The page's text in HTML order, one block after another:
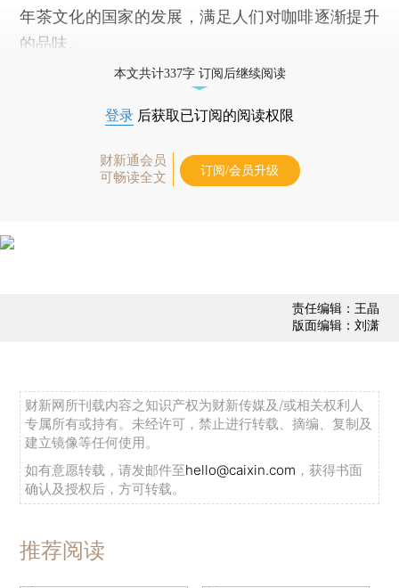
年茶文化的国家的发展，满足人们对咖啡逐渐提升
的品味。
本文共计337字 订阅后继续阅读
登录 后获取已订阅的阅读权限
财新通会员
可畅读全文
订阅/会员升级
责任编辑：王晶
版面编辑：刘潇
财新网所刊载内容之知识产权为财新传媒及/或相关权利人
专属所有或持有。未经许可，禁止进行转载、摘编、复制及
建立镜像等任何使用。
如有意愿转载，请发邮件至hello@caixin.com ，获得书面
确认及授权后，方可转载。
推荐阅读